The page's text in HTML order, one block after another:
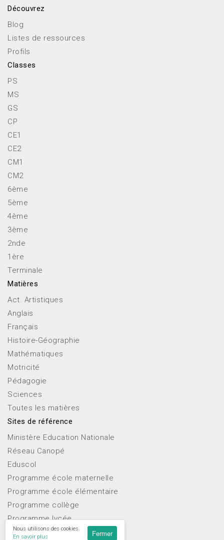
Découvrez
Blog
Listes de ressources
Profils
Classes
PS
MS
GS
CP
CE1
CE2
CM1
CM2
6ème
5ème
4ème
3ème
2nde
1ère
Terminale
Matières
Act. Artistiques
Anglais
Français
Histoire-Géographie
Mathématiques
Motricité
Pédagogie
Sciences
Toutes les matières
Sites de référence
Ministère Education Nationale
Réseau Canopé
Eduscol
Programme école maternelle
Programme école élémentaire
Programme collège
Programme lycée
Nous utilisons des cookies.
En savoir plus
Fermer